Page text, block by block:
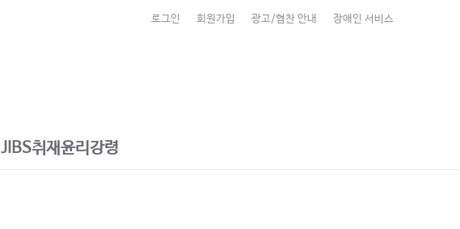
장애인 서비스
광고/협찬 안내
회원가입
로그인
JIBS취재윤리강령